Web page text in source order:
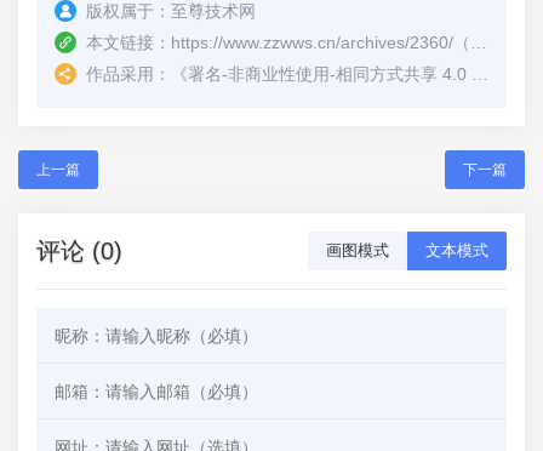
版权属于： 至尊技术网
本文链接： https://www.zzwws.cn/archives/2360/ （转载时请注明本文出处及文章链接）
作品采用：
《署名-非商业性使用-相同方式共享 4.0 国际 (CC BY-NC-SA 4.0)
上一篇 下一篇
评论 (0) 画图模式 文本模式